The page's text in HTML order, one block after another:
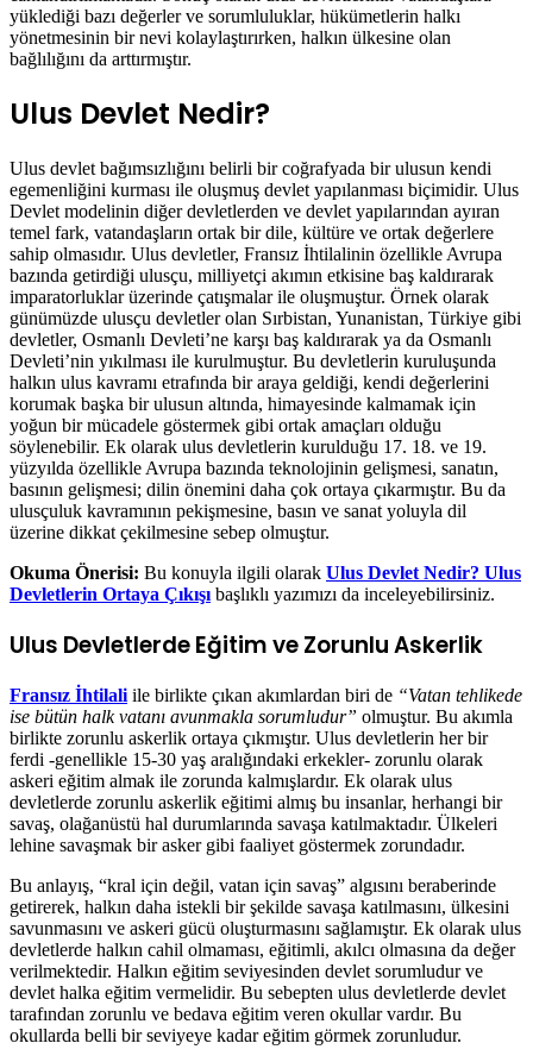
yüklediği bazı değerler ve sorumluluklar, hükümetlerin halkı
yönetmesinin bir nevi kolaylaştırırken, halkın ülkesine olan
bağlılığını da arttırmıştır.
Ulus Devlet Nedir?
Ulus devlet bağımsızlığını belirli bir coğrafyada bir ulusun kendi
egemenliğini kurması ile oluşmuş devlet yapılanması biçimidir. Ulus
Devlet modelinin diğer devletlerden ve devlet yapılarından ayıran
temel fark, vatandaşların ortak bir dile, kültüre ve ortak değerlere
sahip olmasıdır. Ulus devletler, Fransız İhtilalinin özellikle Avrupa
bazında getirdiği ulusçu, milliyetçi akımın etkisine baş kaldırarak
imparatorluklar üzerinde çatışmalar ile oluşmuştur. Örnek olarak
günümüzde ulusçu devletler olan Sırbistan, Yunanistan, Türkiye gibi
devletler, Osmanlı Devleti’ne karşı baş kaldırarak ya da Osmanlı
Devleti’nin yıkılması ile kurulmuştur. Bu devletlerin kuruluşunda
halkın ulus kavramı etrafında bir araya geldiği, kendi değerlerini
korumak başka bir ulusun altında, himayesinde kalmamak için
yoğun bir mücadele göstermek gibi ortak amaçları olduğu
söylenebilir. Ek olarak ulus devletlerin kurulduğu 17. 18. ve 19.
yüzyılda özellikle Avrupa bazında teknolojinin gelişmesi, sanatın,
basının gelişmesi; dilin önemini daha çok ortaya çıkarmıştır. Bu da
ulusçuluk kavramının pekişmesine, basın ve sanat yoluyla dil
üzerine dikkat çekilmesine sebep olmuştur.
Okuma Önerisi: Bu konuyla ilgili olarak Ulus Devlet Nedir? Ulus
Devletlerin Ortaya Çıkışı başlıklı yazımızı da inceleyebilirsiniz.
Ulus Devletlerde Eğitim ve Zorunlu Askerlik
Fransız İhtilali ile birlikte çıkan akımlardan biri de “Vatan tehlikede
ise bütün halk vatanı avunmakla sorumludur” olmuştur. Bu akımla
birlikte zorunlu askerlik ortaya çıkmıştır. Ulus devletlerin her bir
ferdi -genellikle 15-30 yaş aralığındaki erkekler- zorunlu olarak
askeri eğitim almak ile zorunda kalmışlardır. Ek olarak ulus
devletlerde zorunlu askerlik eğitimi almış bu insanlar, herhangi bir
savaş, olağanüstü hal durumlarında savaşa katılmaktadır. Ülkeleri
lehine savaşmak bir asker gibi faaliyet göstermek zorundadır.
Bu anlayış, “kral için değil, vatan için savaş” algısını beraberinde
getirerek, halkın daha istekli bir şekilde savaşa katılmasını, ülkesini
savunmasını ve askeri gücü oluşturmasını sağlamıştır. Ek olarak ulus
devletlerde halkın cahil olmaması, eğitimli, akılcı olmasına da değer
verilmektedir. Halkın eğitim seviyesinden devlet sorumludur ve
devlet halka eğitim vermelidir. Bu sebepten ulus devletlerde devlet
tarafından zorunlu ve bedava eğitim veren okullar vardır. Bu
okullarda belli bir seviyeye kadar eğitim görmek zorunludur.